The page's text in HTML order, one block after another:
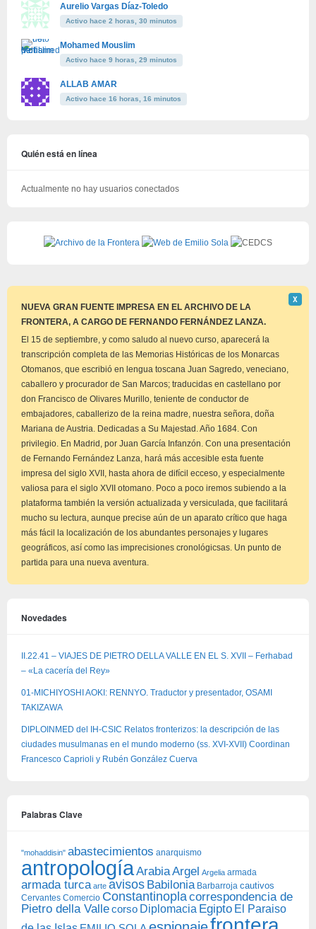
Aurelio Vargas Díaz-Toledo
Activo hace 2 horas, 30 minutos
Mohamed Mouslim
Activo hace 9 horas, 29 minutos
ALLAB AMAR
Activo hace 16 horas, 16 minutos
Quién está en línea
Actualmente no hay usuarios conectados
NUEVA GRAN FUENTE IMPRESA EN EL ARCHIVO DE LA
FRONTERA, A CARGO DE FERNANDO FERNÁNDEZ LANZA.
este
Χ
El 15 de septiembre, y como saludo al nuevo curso, aparecerá la
transcripción completa de las Memorias Históricas de los Monarcas
Otomanos, que escribió en lengua toscana Juan Sagredo, veneciano,
caballero y procurador de San Marcos; traducidas en castellano por
don Francisco de Olivares Murillo, teniente de conductor de
embajadores, caballerizo de la reina madre, nuestra señora, doña
Mariana de Austria. Dedicadas a Su Majestad. Año 1684. Con
privilegio. En Madrid, por Juan García Infanzón. Con una presentación
de Fernando Fernández Lanza, hará más accesible esta fuente
impresa del siglo XVII, hasta ahora de difícil ecceso, y especialmente
valiosa para el siglo XVII otomano. Poco a poco iremos subiendo a la
plataforma también la versión actualizada y versiculada, que facilitará
mucho su lectura, aunque precise aún de un aparato crítico que haga
más fácil la localización de los abundantes personajes y lugares
geográficos, así como las imprecisiones cronológicsas. Un punto de
partida para una nueva aventura.
Novedades
II.22.41 – VIAJES DE PIETRO DELLA VALLE EN EL S. XVII – Ferhabad
– «La cacería del Rey»
01-MICHIYOSHI AOKI: RENNYO. Traductor y presentador, OSAMI
TAKIZAWA
DIPLOINMED del IH-CSIC Relatos fronterizos: la descripción de las
ciudades musulmanas en el mundo moderno (ss. XVI-XVII) Coordinan
Francesco Caprioli y Rubén González Cuerva
Palabras Clave
"mohaddisin" abastecimientos anarquismo
antropología ArabiaArgel Argelia armada
armada turca arte avisos Babilonia Barbarroja cautivos
Cervantes Comercio Constantinopla correspondencia de
Pietro della Vallecorso Diplomacia Egipto El Paraiso
frontera